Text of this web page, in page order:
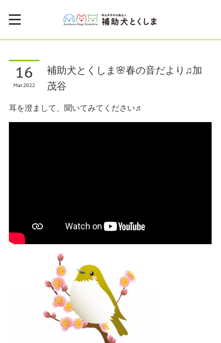
16
Mar2022
補助犬とくしま🌸春の音だより♫加
茂谷
耳を澄まして、聞いてみてください♬